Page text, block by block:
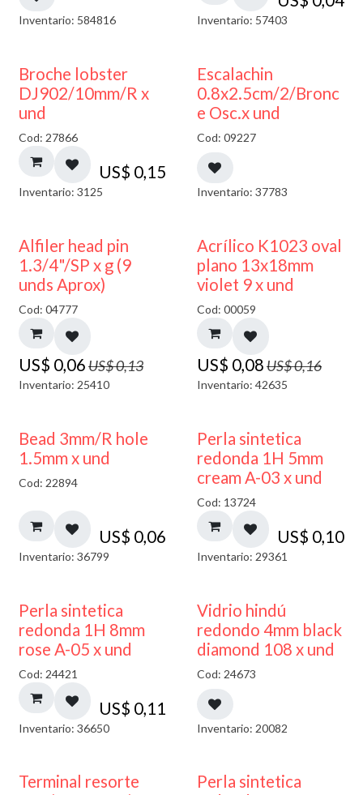
Inventario: 584816 Inventario: 57403
Broche lobster
DJ902/10mm/R x
und
Cod: 27866
US$ 0,15
Inventario: 3125
Escalachin
0.8x2.5cm/2/Bronc
e Osc.x und
Cod: 09227
Inventario: 37783
50% DESCUENTO
Alfiler head pin
1.3/4"/SP x g (9
unds Aprox)
Cod: 04777
US$ 0,06US$0,13
Inventario: 25410
50% DESCUENTO
Acrílico K1023 oval
plano 13x18mm
violet 9 x und
Cod: 00059
US$ 0,08US$0,16
Inventario: 42635
Bead 3mm/R hole
1.5mm x und
Cod: 22894
US$ 0,06
Inventario: 36799
Perla sintetica
redonda 1H 5mm
cream A-03 x und
Cod: 13724
US$ 0,10
Inventario: 29361
Perla sintetica
redonda 1H 8mm
rose A-05 x und
Cod: 24421
US$ 0,11
Inventario: 36650
40% DESCUENTO
Vidrio hindú
redondo 4mm black
diamond 108 x und
Cod: 24673
Inventario: 20082
Terminal resorte
Perla sintetica